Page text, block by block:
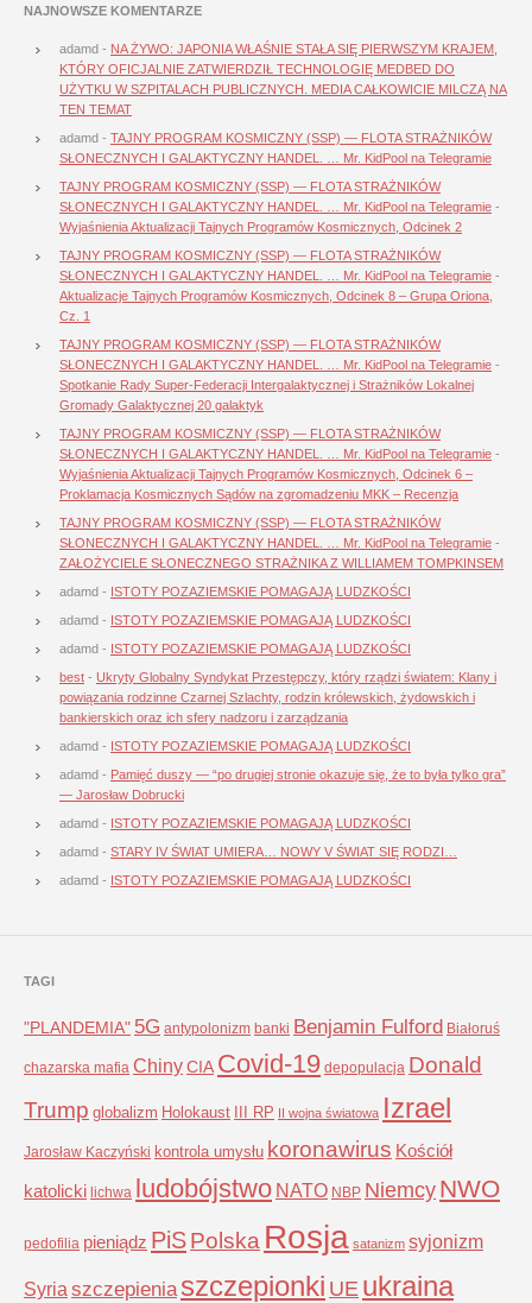
NAJNOWSZE KOMENTARZE
adamd - NA ŻYWO: JAPONIA WŁAŚNIE STAŁA SIĘ PIERWSZYM KRAJEM,
KTÓRY OFICJALNIE ZATWIERDZIŁ TECHNOLOGIĘ MEDBED DO
UŻYTKU W SZPITALACH PUBLICZNYCH. MEDIA CAŁKOWICIE MILCZĄ NA
TEN TEMAT
adamd - TAJNY PROGRAM KOSMICZNY (SSP) — FLOTA STRAŻNIKÓW
SŁONECZNYCH I GALAKTYCZNY HANDEL. … Mr. KidPool na Telegramie
TAJNY PROGRAM KOSMICZNY (SSP) — FLOTA STRAŻNIKÓW
SŁONECZNYCH I GALAKTYCZNY HANDEL. … Mr. KidPool na Telegramie -
Wyjaśnienia Aktualizacji Tajnych Programów Kosmicznych, Odcinek 2
TAJNY PROGRAM KOSMICZNY (SSP) — FLOTA STRAŻNIKÓW
SŁONECZNYCH I GALAKTYCZNY HANDEL. … Mr. KidPool na Telegramie -
Aktualizacje Tajnych Programów Kosmicznych, Odcinek 8 – Grupa Oriona,
Cz. 1
TAJNY PROGRAM KOSMICZNY (SSP) — FLOTA STRAŻNIKÓW
SŁONECZNYCH I GALAKTYCZNY HANDEL. … Mr. KidPool na Telegramie -
Spotkanie Rady Super-Federacji Intergalaktycznej i Strażników Lokalnej
Gromady Galaktycznej 20 galaktyk
TAJNY PROGRAM KOSMICZNY (SSP) — FLOTA STRAŻNIKÓW
SŁONECZNYCH I GALAKTYCZNY HANDEL. … Mr. KidPool na Telegramie -
Wyjaśnienia Aktualizacji Tajnych Programów Kosmicznych, Odcinek 6 –
Proklamacja Kosmicznych Sądów na zgromadzeniu MKK – Recenzja
TAJNY PROGRAM KOSMICZNY (SSP) — FLOTA STRAŻNIKÓW
SŁONECZNYCH I GALAKTYCZNY HANDEL. … Mr. KidPool na Telegramie -
ZAŁOŻYCIELE SŁONECZNEGO STRAŻNIKA Z WILLIAMEM TOMPKINSEM
adamd - ISTOTY POZAZIEMSKIE POMAGAJĄ LUDZKOŚCI
adamd - ISTOTY POZAZIEMSKIE POMAGAJĄ LUDZKOŚCI
adamd - ISTOTY POZAZIEMSKIE POMAGAJĄ LUDZKOŚCI
best - Ukryty Globalny Syndykat Przestępczy, który rządzi światem: Klany i
powiązania rodzinne Czarnej Szlachty, rodzin królewskich, żydowskich i
bankierskich oraz ich sfery nadzoru i zarządzania
adamd - ISTOTY POZAZIEMSKIE POMAGAJĄ LUDZKOŚCI
adamd - Pamięć duszy — “po drugiej stronie okazuje się, że to była tylko gra”
— Jarosław Dobrucki
adamd - ISTOTY POZAZIEMSKIE POMAGAJĄ LUDZKOŚCI
adamd - STARY IV ŚWIAT UMIERA… NOWY V ŚWIAT SIĘ RODZI…
adamd - ISTOTY POZAZIEMSKIE POMAGAJĄ LUDZKOŚCI
TAGI
"PLANDEMIA" 5G antypolonizm banki Benjamin Fulford Białoruś
chazarska mafia ChinyCIA Covid-19 depopulacja Donald
Trump globalizm Holokaust III RP II wojna światowa Izrael
Jarosław Kaczyński kontrola umysłu koronawirus Kościół
katolicki lichwa ludobójstwo NATO NBP NiemcyNWO
pedofilia pieniądz PiSPolska Rosja satanizm syjonizm
Syria szczepienia szczepionki UE ukraina